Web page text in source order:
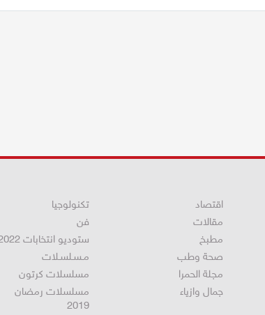
اقتصاد
مقالات
مطبخ
صحة وطب
مجلة الحمرا
جمال وازياء
تكنولوجيا
فن
ستوديو انتخابات 2022
مـسـلسـلات
مسلسلات كرتون
مسلسلات رمضان
2019